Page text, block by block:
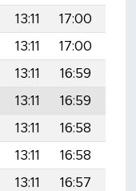
13:11 17:00
13:11 17:00
13:11 16:59
13:11 16:59
13:11 16:58
13:11 16:58
13:11 16:57